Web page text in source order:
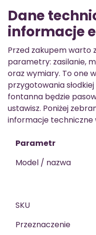
Dane
informacje
Przed zakupem warto
parametry: zasilanie,
oraz wymiary. To one
przygotowania
fontanna będzie
ustawisz. Poniżej
informacje techniczne
Parametr
Model / nazwa
SKU
Przeznaczenie